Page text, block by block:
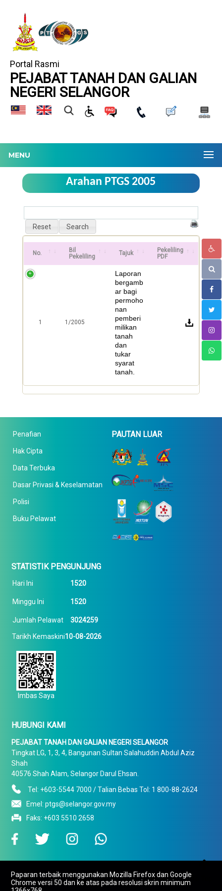
Portal Rasmi
PEJABAT TANAH DAN GALIAN
NEGERI SELANGOR
MENU
Arahan PTGS 2005
No.
Bil
Pekeliling
Tajuk
Pekeliling
PDF
1 1/2005
Laporan
bergamb
ar bagi
permoho
nan
pemberi
milikan
tanah
dan
tukar
syarat
tanah.
Penafian
Hak Cipta
Data Terbuka
Dasar Privasi & Keselamatan
Polisi
Buku Pelawat
PAUTAN LUAR
STATISTIK PENGUNJUNG
Hari Ini 1520
Minggu Ini 1520
Jumlah Pelawat 3024259
Tarikh Kemaskini10-08-2026
Imbas Saya
HUBUNGI KAMI
PEJABAT TANAH DAN GALIAN NEGERI SELANGOR
Tingkat LG, 1, 3, 4, Bangunan Sultan Salahuddin Abdul Aziz
Shah
40576 Shah Alam, Selangor Darul Ehsan.
Tel: +603-5544 7000 / Talian Bebas Tol: 1 800-88-2624
Emel: ptgs@selangor.gov.my
Faks: +603 5510 2658

To Top
Paparan terbaik menggunakan Mozilla Firefox dan Google
Chrome versi 50 dan ke atas pada resolusi skrin minimum